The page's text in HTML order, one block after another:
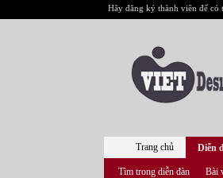
Hãy đăng ký thành viên để có
Trang chủ Diễn
Tìm trong diễn đàn Bài